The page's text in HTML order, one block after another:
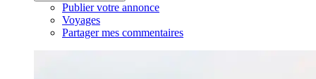
Publier votre annonce
Voyages
Partager mes commentaires